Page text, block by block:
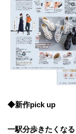
◆新作pick up
一駅分歩きたくな